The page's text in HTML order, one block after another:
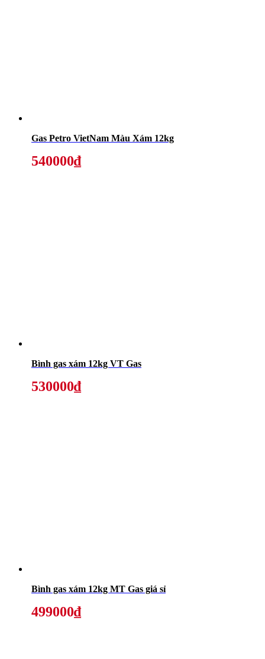
Gas Petro VietNam Màu Xám 12kg
540000₫
Bình gas xám 12kg VT Gas
530000₫
Bình gas xám 12kg MT Gas giá sỉ
499000₫